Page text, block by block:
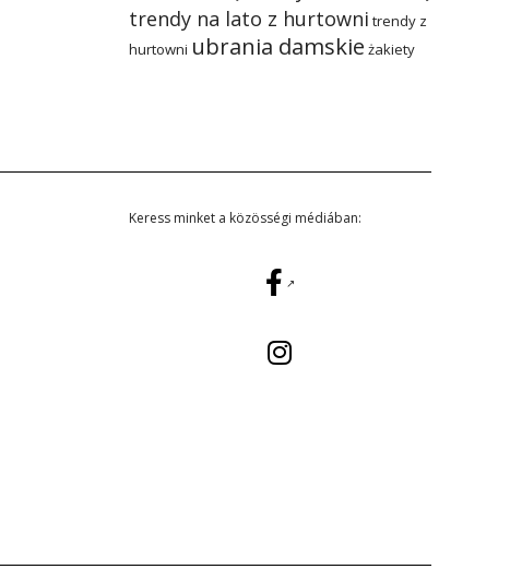
trendy na lato z hurtowni trendy z
hurtowni ubrania damskie żakiety
Keress minket a közösségi médiában: